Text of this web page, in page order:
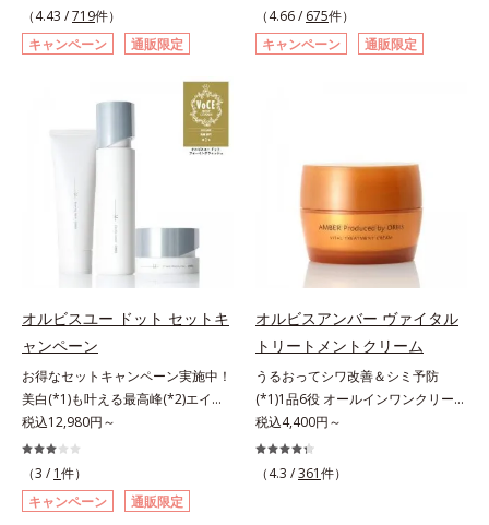
のある美肌へと整えます。*1 クチ
ナシ果実エキス、ハトムギ種子エキ
ス、ユズ果実エキス、水添レシチ
ン、フィトステロールズ、（Ｃ１２
－２０）アルキルグルコシドの組み
合わせが初（2023年4月 Mintel社デ
ータベースによる当社調べ）*2 う
ーストステップのこと*4 細胞間脂
質に類似した構造*5 保湿成分
肌のふっくら感や透明感を叶えま
す。美白ケアしながら多角的なエイ
ジングケアが叶うシリーズに。3ス
ミ・ソバカスを防ぐ（ウォッシュを
除く）*2 オルビス内スキンケアシ
リーズの保湿力*3 年齢に応じたお
手入れのこと*4 うるおいによる
*5 乾燥、ハリ・ツヤのなさ*6
乾燥による*7 保湿成分*8 ロニ
セラカエルレア果汁、ノバラエキス
配合＝うるおいを与えハリと透明感
に満ちた肌へ導く保湿成分*9 メマ
ツヨイグサ抽出液、スイカズラエキ
ス配合＝角層のすみずみまで水分・
油分を保ち、ハリ・ツヤを与える保
湿成分*10 気持ちのこと
サイン(*6)の因子に着目した肌科学
エイジングケア(*3)シリーズ。オル
ビスユー ドットシリーズは、年齢
による肌悩み一つ一つを対処するの
ではなく、肌で起きていることの根
本原因に着目。加齢とともに現れる
年齢サインについて研究を進めたと
リのなさ」や、くすみ(*7)などが現
れている状態である「透明感のな
さ」が、大人の肌印象に大きな影響
を与えていることがわかりました。
そこでオルビスユー ドットシリー
ズは美容成分(*8)として「G.D.F.ア
クティベーター(*9)」を配合。そし
て、従来から配合している美白(*1)
有効成分「トラネキサム酸」を配合
しました。さらに、シリーズ共通の
美容成分「GLルートブースター
(*10)」を配合することで、肌のふ
っくら感や透明感を叶えます。美白
ケアしながら多角的なエイジングケ
アが叶うシリーズに。3ステップで
（4.43 /719件）
キャンペーン
通販限定
リも透明感(*7)も結果主義。年齢サ
イン(*8)の因子に着目した肌科学エ
イジングケア(*3)シリーズ。オルビ
齢サインについて研究を進めたとこ
ろ、弾力感のない状態である「ハリ
のなさ」や、くすみ(*5)などが現れ
ている状態である「透明感のなさ」
が、大人の肌印象に大きな影響を与
えていることがわかりました。そこ
でオルビスユー ドットシリーズは
美容成分(*9)として「G.D.F.アクテ
ィベーター(*10)」を配合。そし
て、従来から配合している美白(*1)
有効成分「トラネキサム酸」を配合
しました。さらに、シリーズ共通の
美容成分「GLルートブースター
(*11)」を配合することで、肌のふ
（4.66 / 675件）
キャンペーン
通販限定
オルビスユー ドット セットキ
ャンペーン
お得なセットキャンペーン実施中！
美白(*1)も叶える最高峰(*2)エイジ
ングケア(*3)。ハリも透明感(*4)も
結果主義。年齢サイン(*5)の因子に
着目した肌科学エイジングケア(*3)
シリーズ。オルビスユー ドットシ
リーズは、年齢による肌悩み一つ一
税込12,980円～
（3 / 1件）
キャンペーン
通販限定
オルビスアンバー ヴァイタル
トリートメントクリーム
うるおってシワ改善＆シミ予防
(*1)1品6役 オールインワンクリー
ム。オルビスアンバーは、いつも⾃
然体で美しくありたいと願う⼤⼈世
代に寄り添うブランドです。年齢印
税込4,400円～
（4.3 /361件）